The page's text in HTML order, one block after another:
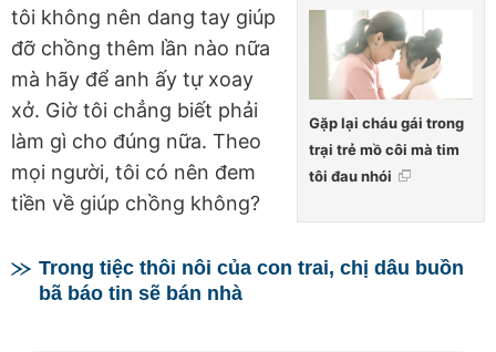
Gặp lại cháu gái trong
trại trẻ mồ côi mà tim
tôi đau nhói
tôi không nên dang tay giúp
đỡ chồng thêm lần nào nữa
mà hãy để anh ấy tự xoay
xở. Giờ tôi chẳng biết phải
làm gì cho đúng nữa. Theo
mọi người, tôi có nên đem
tiền về giúp chồng không?
Trong tiệc thôi nôi của con trai, chị dâu buồn
bã báo tin sẽ bán nhà